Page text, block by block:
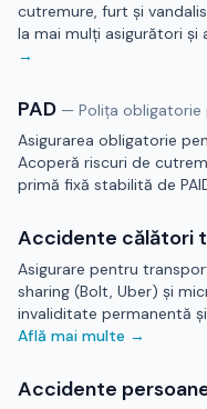
cutremure, furt și
la mai mulți asigurători și
→
PAD — Polița
Asigurarea obligatorie
Acoperă riscuri de
primă fixă stabilită de
Accidente călători
Asigurare pentru
sharing (Bolt, Uber) și
invaliditate permanentă
Află mai multe →
Accidente